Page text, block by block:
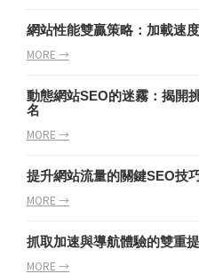
網站性能雙贏策略：加載速
MORE →
動態網站SEO的迷霧：揭開
名
MORE →
提升網站流量的關鍵SEO技
MORE →
抓取加速與導航體驗的雙重
MORE →